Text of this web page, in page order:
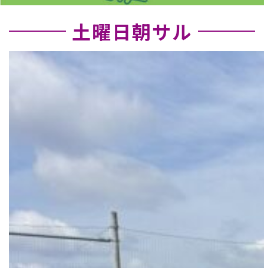
土曜日朝サル